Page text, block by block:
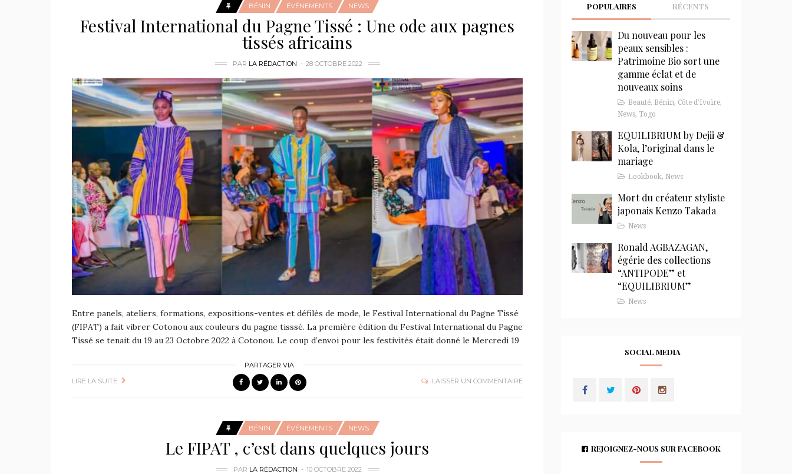
BÉNIN ÉVÉNEMENTS NEWS
Festival International du Pagne Tissé : Une ode aux pagnes
tissés africains
PAR LA RÉDACTION 28 OCTOBRE 2022
Entre panels, ateliers, formations, expositions-ventes et défilés de mode, le Festival International du Pagne Tissé
(FIPAT) a fait vibrer Cotonou aux couleurs du pagne tisssé. La première édition du Festival International du Pagne
Tissé se tenait du 19 au 23 Octobre 2022 à Cotonou. Le coup d’envoi pour les festivités était donné le Mercredi 19
LIRE LA SUITE
PARTAGER VIA
LAISSER UN COMMENTAIRE
BÉNIN ÉVÉNEMENTS NEWS
Le FIPAT , c’est dans quelques jours
PAR LA RÉDACTION 10 OCTOBRE 2022
POPULAIRES
RÉCENTS
Du nouveau pour les
peaux sensibles :
Patrimoine Bio sort une
gamme éclat et de
nouveaux soins
Beauté, Bénin, Côte d'Ivoire,
News, Togo
EQUILIBRIUM by Dejii &
Kola, l’original dans le
mariage
Lookbook, News
Mort du créateur styliste
japonais Kenzo Takada
News
Ronald AGBAZAGAN,
égérie des collections
“ANTIPODE” et
“EQUILIBRIUM”
News
SOCIAL MEDIA
REJOIGNEZ-NOUS SUR FACEBOOK